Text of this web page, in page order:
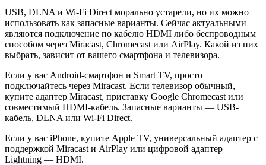
USB, DLNA и Wi-Fi Direct морально устарели, но их можно
использовать как запасные варианты. Сейчас актуальными
являются подключение по кабелю HDMI либо беспроводным
способом через Miracast, Chromecast или AirPlay. Какой из них
выбрать, зависит от вашего смартфона и телевизора.
Если у вас Android-смартфон и Smart TV, просто
подключайтесь через Miracast. Если телевизор обычный,
купите адаптер Miracast, приставку Google Chromecast или
совместимый HDMI-кабель. Запасные варианты — USB-
кабель, DLNA или Wi-Fi Direct.
Если у вас iPhone, купите Apple TV, универсальный адаптер с
поддержкой Miracast и AirPlay или цифровой адаптер
Lightning — HDMI.